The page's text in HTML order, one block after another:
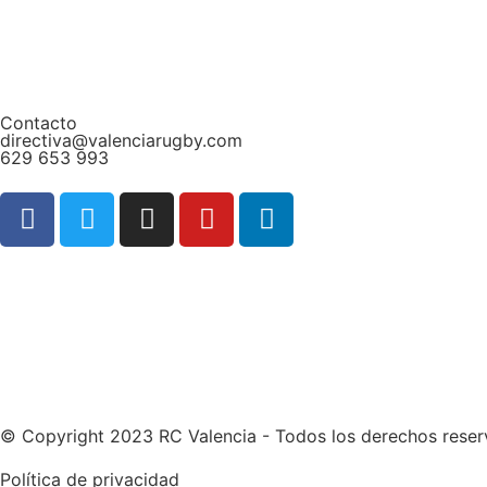
Contacto
directiva@valenciarugby.com
629 653 993
© Copyright 2023 RC Valencia - Todos los derechos
Política de privacidad